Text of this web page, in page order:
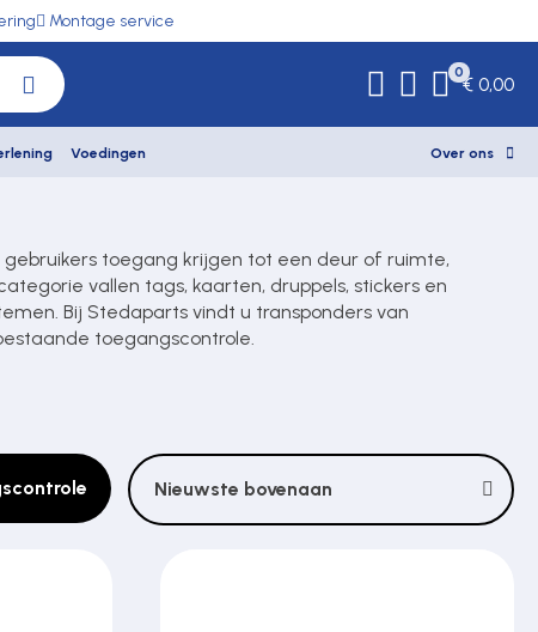
Montage service
0
€ 0,00
Voedingen Over ons
toegang krijgen tot een deur of ruimte,
vallen tags, kaarten, druppels, stickers en
Bij Stedaparts vindt u transponders van
toegangscontrole.
Nieuwste bovenaan